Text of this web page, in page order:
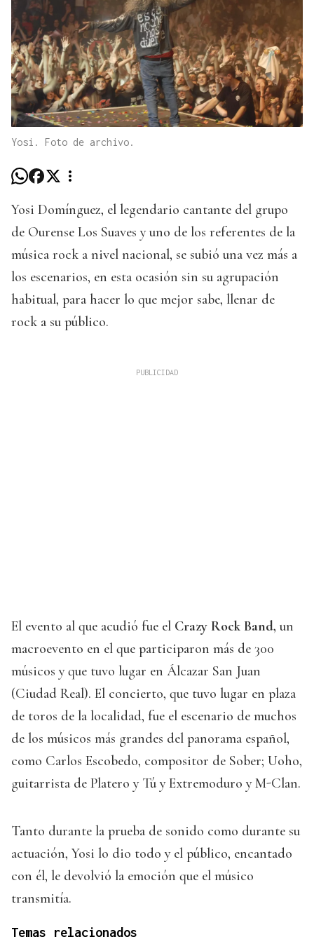
Yosi. Foto de archivo.
Yosi Domínguez, el legendario cantante del grupo
de Ourense Los Suaves y uno de los referentes de la
música rock a nivel nacional, se subió una vez más a
los escenarios, en esta ocasión sin su agrupación
habitual, para hacer lo que mejor sabe, llenar de
rock a su público.
El evento al que acudió fue el Crazy Rock Band, un
macroevento en el que participaron más de 300
músicos y que tuvo lugar en Álcazar San Juan
(Ciudad Real). El concierto, que tuvo lugar en plaza
de toros de la localidad, fue el escenario de muchos
de los músicos más grandes del panorama español,
como Carlos Escobedo, compositor de Sober; Uoho,
guitarrista de Platero y Tú y Extremoduro y M-Clan.
Tanto durante la prueba de sonido como durante su
actuación, Yosi lo dio todo y el público, encantado
con él, le devolvió la emoción que el músico
transmitía.
Temas relacionados